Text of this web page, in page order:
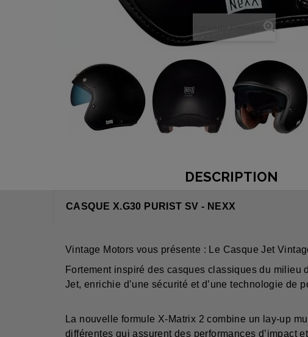
DESCRIPTION
CASQUE X.G30 PURIST SV - NEXX
Vintage Motors vous présente : Le Casque Jet
Fortement inspiré des casques classiques du milieu
Jet, enrichie d’une sécurité et d’une technologie de
La nouvelle formule X-Matrix 2 combine un lay-up
différentes qui assurent des performances d’impact